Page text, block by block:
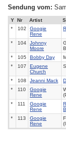
Sendung vom:
Y Nr Artist
*
102
Googie
Rene
* 104
Johnny
Moore
* 105 Bobby Day
*
107
Eugene
Church
* 108 Jeanni Mack
*
110
Googie
Rene
* 111
Googie
Rene
* 113
Googie
Rene